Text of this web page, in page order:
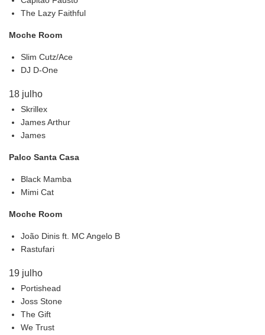
The Lazy Faithful
Moche Room
Slim Cutz/Ace
DJ D-One
18 julho
Skrillex
James Arthur
James
Palco Santa Casa
Black Mamba
Mimi Cat
Moche Room
João Dinis ft. MC Angelo B
Rastufari
19 julho
Portishead
Joss Stone
The Gift
We Trust